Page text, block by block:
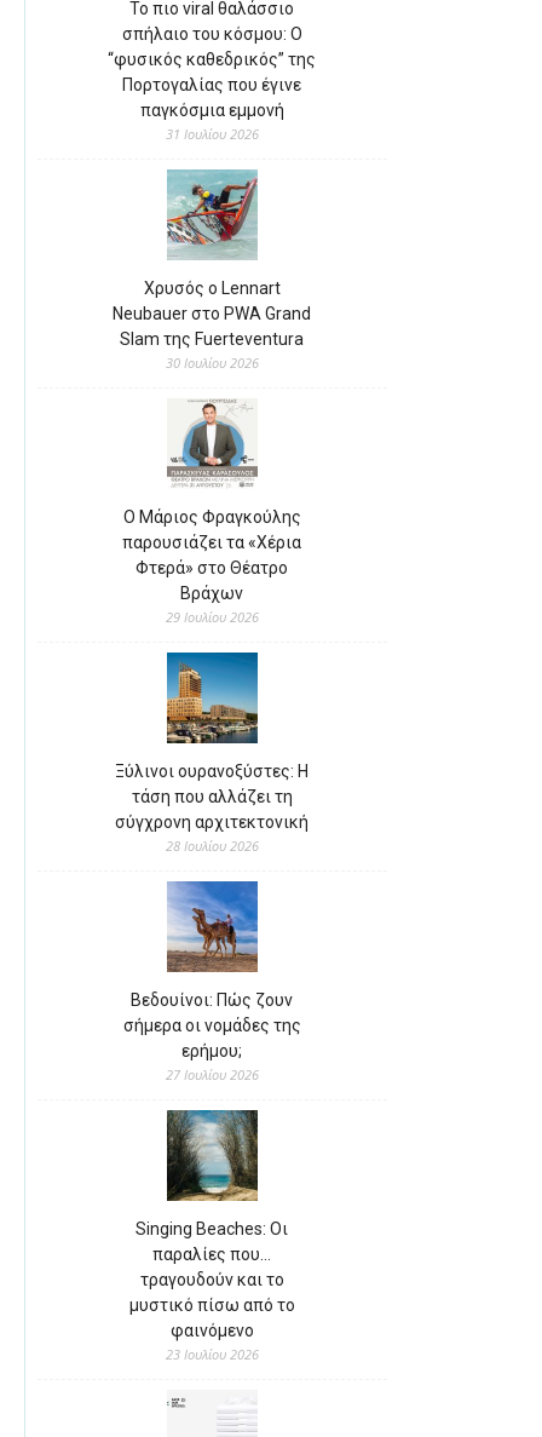
Το πιο viral θαλάσσιο
σπήλαιο του κόσμου: Ο
“φυσικός καθεδρικός” της
Πορτογαλίας που έγινε
παγκόσμια εμμονή
31 Ιουλίου 2026
Χρυσός ο Lennart
Neubauer στο PWA Grand
Slam της Fuerteventura
30 Ιουλίου 2026
Ο Μάριος Φραγκούλης
παρουσιάζει τα «Χέρια
Φτερά» στο Θέατρο
Βράχων
29 Ιουλίου 2026
Ξύλινοι ουρανοξύστες: Η
τάση που αλλάζει τη
σύγχρονη αρχιτεκτονική
28 Ιουλίου 2026
Βεδουίνοι: Πώς ζουν
σήμερα οι νομάδες της
ερήμου;
27 Ιουλίου 2026
Singing Beaches: Οι
παραλίες που…
τραγουδούν και το
μυστικό πίσω από το
φαινόμενο
23 Ιουλίου 2026